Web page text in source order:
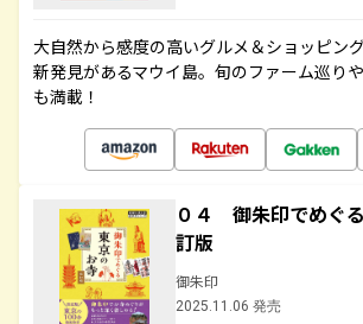
大自然から感度の高いグルメ＆ショッピン
新発見があるマウイ島。旬のファーム巡り
も満載！
０４ 御朱印でめぐ
訂版
御朱印
2025.11.06 発売